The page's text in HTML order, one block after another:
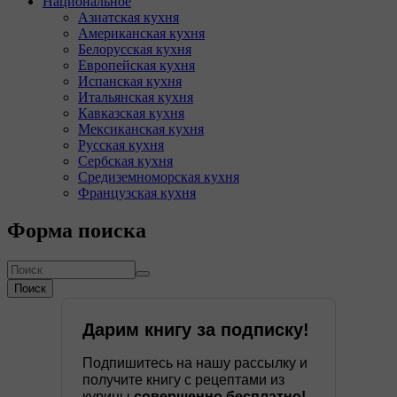
Азиатская кухня
Американская кухня
Белорусская кухня
Европейская кухня
Испанская кухня
Итальянская кухня
Кавказская кухня
Мексиканская кухня
Русская кухня
Сербская кухня
Средиземноморская кухня
Французская кухня
Форма поиска
Поиск
Дарим книгу за подписку!
Подпишитесь на нашу рассылку и
получите книгу с рецептами из